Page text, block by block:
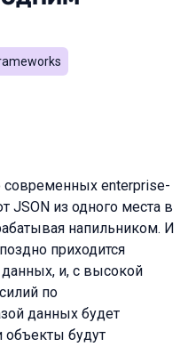
современных enterprise-
из одного места в
напильником. И
приходится
и, с высокой
по
данных будет
объекты будут